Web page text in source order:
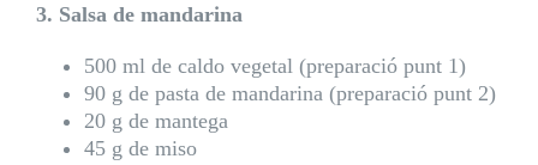
3. Salsa de mandarina
500 ml de caldo vegetal (preparació punt 1)
90 g de pasta de mandarina (preparació punt 2)
20 g de mantega
45 g de miso